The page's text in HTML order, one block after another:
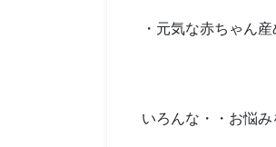
・元気な赤ちゃん産
いろんな・・お悩み